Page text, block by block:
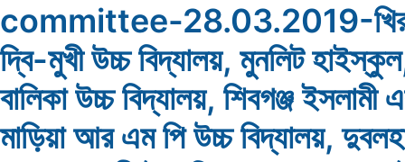
committee-28.03.2019-
দ্বি-মুখী উচ্চ বিদ্যালয়, মুনলিট হাইস্কুল,
বালিকা উচ্চ বিদ্যালয়, শিবগঞ্জ ইসলামী
মাড়িয়া আর এম পি উচ্চ বিদ্যালয়,